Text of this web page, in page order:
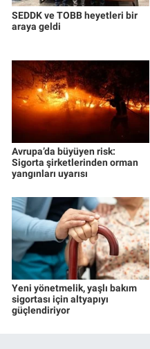
SEDDK ve TOBB heyetleri bir
araya geldi
Avrupa’da büyüyen risk:
Sigorta şirketlerinden orman
yangınları uyarısı
Yeni yönetmelik, yaşlı bakım
sigortası için altyapıyı
güçlendiriyor